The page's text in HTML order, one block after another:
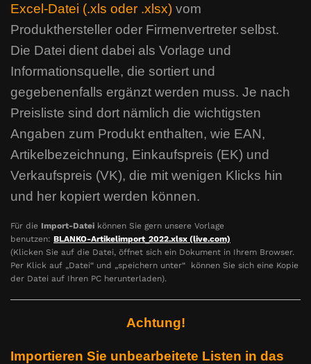
Excel-Datei (.xls oder .xlsx) vom
Produkthersteller oder Firmenvertreter selbst.
Die Datei dient dabei als Vorlage und
Informationsquelle, die sortiert und
gegebenenfalls ergänzt werden muss. Je nach
Preisliste sind dort nämlich die wichtigsten
Angaben zum Produkt enthalten, wie EAN,
Artikelbezeichnung, Einkaufspreis (EK) und
Verkaufspreis (VK), die mit wenigen Klicks hin
und her kopiert werden können.
Für die Import-Datei können Sie gern unsere Vorlage
benutzen: BLANKO-Artikelimport_2022.xlsx (live.com)
(Klicken Sie auf die Datei, öffnet sich ein Dokument in Ihrem Browser.
Per Klick auf „Datei“ und „speichern unter“ können Sie sich eine Kopie
der Datei auf Ihren PC herunterladen).
Achtung!
Importieren Sie unbearbeitete Listen in das